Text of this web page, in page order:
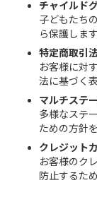
チャイルド
子どもたち
ら保護します
特定商取引
お客様に対
法に基づく
マルチステ
多様なステ
ための方針
クレジット
お客様のク
防止するた